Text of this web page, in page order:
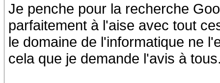
Je penche pour la recherche
parfaitement à l'aise avec tout
le domaine de l'informatique ne
cela que je demande l'avis à